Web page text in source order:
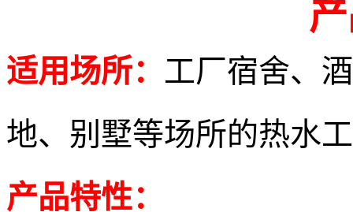
适用场所： 工厂宿舍、
地、别墅等场所的热水
产品特性：